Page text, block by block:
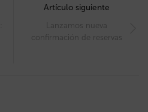
Artículo siguiente
Lanzamos nueva
confirmación de reservas